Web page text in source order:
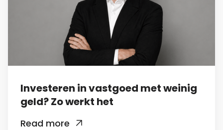
Investeren in vastgoed met weinig
geld? Zo werkt het
Read more 